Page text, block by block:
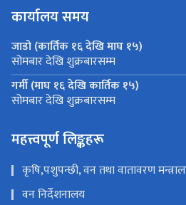
कार्यालय समय
जाडो (कार्तिक १६ देखि माघ १५)
सोमबार देखि शुक्रबारसम्म
गर्मी (माघ १६ देखि कार्तिक १५)
सोमबार देखि शुक्रबारसम्म
महत्त्वपूर्ण लिङ्कहरू
कृषि,पशुपन्छी, वन तथा वातावरण
वन निर्देशनालय